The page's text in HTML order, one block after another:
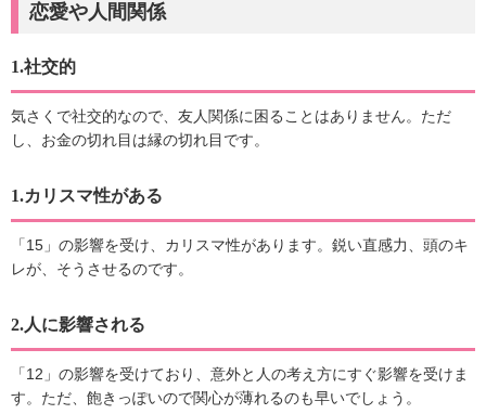
恋愛や人間関係
1.社交的
気さくで社交的なので、友人関係に困ることはありません。ただ
し、お金の切れ目は縁の切れ目です。
1.カリスマ性がある
「15」の影響を受け、カリスマ性があります。鋭い直感力、頭のキ
レが、そうさせるのです。
2.人に影響される
「12」の影響を受けており、意外と人の考え方にすぐ影響を受けま
す。ただ、飽きっぽいので関心が薄れるのも早いでしょう。